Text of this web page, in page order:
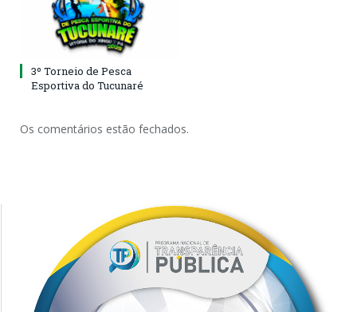
3º Torneio de Pesca
Esportiva do Tucunaré
Os comentários estão fechados.